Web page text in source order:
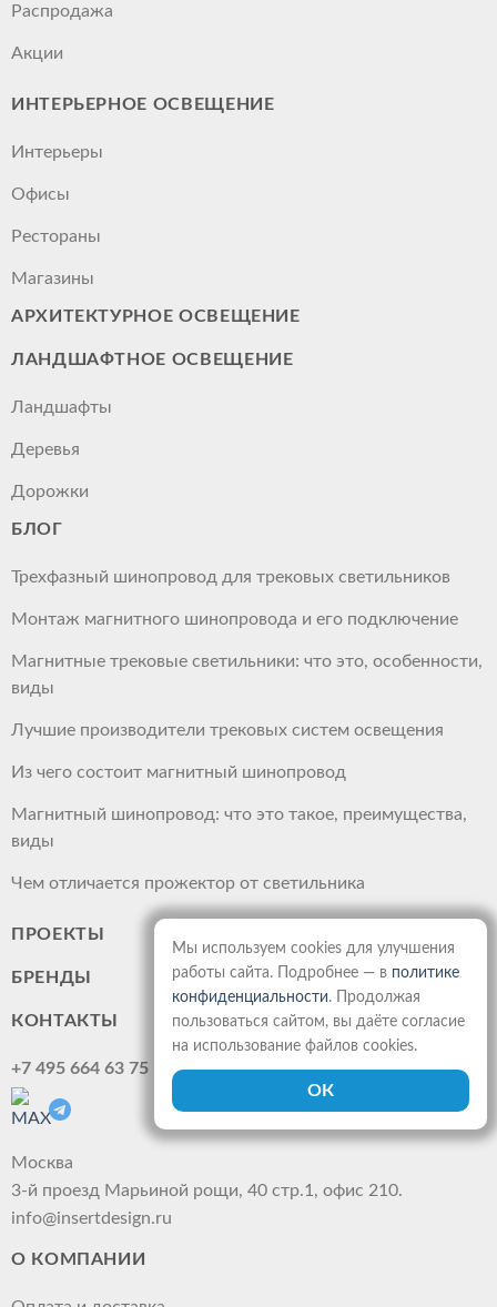
Распродажа
Акции
ИНТЕРЬЕРНОЕ ОСВЕЩЕНИЕ
Интерьеры
Офисы
Рестораны
Магазины
АРХИТЕКТУРНОЕ ОСВЕЩЕНИЕ
ЛАНДШАФТНОЕ ОСВЕЩЕНИЕ
Ландшафты
Деревья
Дорожки
БЛОГ
Трехфазный шинопровод для трековых светильников
Монтаж магнитного шинопровода и его подключение
Магнитные трековые светильники: что это, особенности,
виды
Лучшие производители трековых систем освещения
Из чего состоит магнитный шинопровод
Магнитный шинопровод: что это такое, преимущества,
виды
Чем отличается прожектор от светильника
ПРОЕКТЫ
БРЕНДЫ
КОНТАКТЫ
+7 495 664 63 75
Москва
3-й проезд Марьиной рощи, 40 стр.1, офис 210.
info@insertdesign.ru
О КОМПАНИИ
Мы используем cookies для улучшения
работы сайта. Подробнее — в политике
конфиденциальности. Продолжая
пользоваться сайтом, вы даёте согласие
на использование файлов cookies.